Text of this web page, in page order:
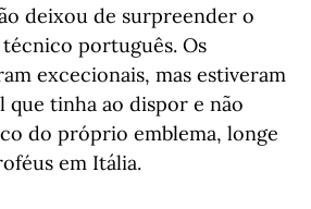
deixou de surpreender o
português. Os
excecionais, mas estiveram
que tinha ao dispor e não
do próprio emblema, longe
em Itália.